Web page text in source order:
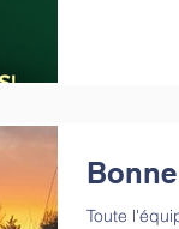
Toute